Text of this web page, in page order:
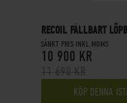
RECOIL FÄLLBART
SÄNKT PRIS INKL.MOMS
10 900 KR
11 690 KR
KÖP DENNA